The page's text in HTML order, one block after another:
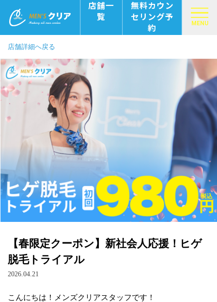
店舗一
覧
無料カウン
セリング予
約
MENU
店舗詳細へ戻る
【春限定クーポン】新社会人応援！ヒゲ
脱毛トライアル
2026.04.21
こんにちは！メンズクリアスタッフです！